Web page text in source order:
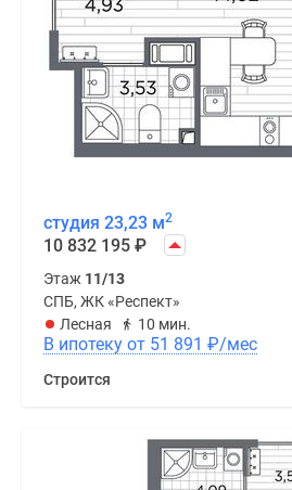
студия 23,23 м2
10 832 195 ₽
Этаж 11/13
СПБ, ЖК «Респект»
Лесная
10 мин.
В ипотеку от 51 891 ₽/мес
Строится